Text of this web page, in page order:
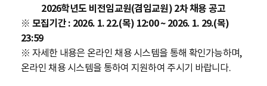
2026학년도 비전임교원(겸임교원) 2차 채용 공고
※ 모집기간 : 2026. 1. 22.(목) 12:00 ~ 2026. 1. 29.(목)
23:59
※ 자세한 내용은 온라인 채용 시스템을 통해 확인가능하며,
온라인 채용 시스템을 통하여 지원하여 주시기 바랍니다.